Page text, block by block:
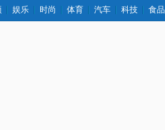
娱乐 时尚 体育 汽车 科技 食品